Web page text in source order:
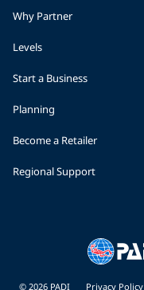
Why Partner
Levels
Start a Business
Planning
Become a Retailer
Regional Support
© 2026 PADI Privacy Policy